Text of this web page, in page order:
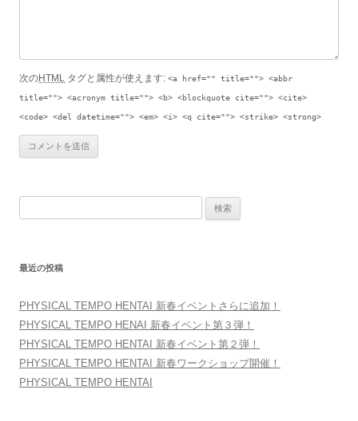
次のHTML タグと属性が使えます: <a href="" title=""> <abbr
title=""> <acronym title=""> <b> <blockquote cite=""> <cite>
<code> <del datetime=""> <em> <i> <q cite=""> <strike> <strong>
最近の投稿
PHYSICAL TEMPO HENTAI 新春イベントさらに追加！
PHYSICAL TEMPO HENAI 新春イベント第３弾！
PHYSICAL TEMPO HENTAI 新春イベント第２弾！
PHYSICAL TEMPO HENTAI 新春ワークショップ開催！
PHYSICAL TEMPO HENTAI